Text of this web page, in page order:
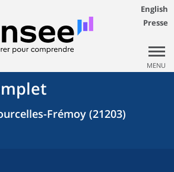
English
Presse
MENU
Frémoy (21203)